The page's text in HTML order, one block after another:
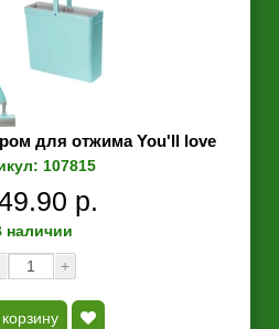
для отжима You'll love
107815
р.
наличии
+